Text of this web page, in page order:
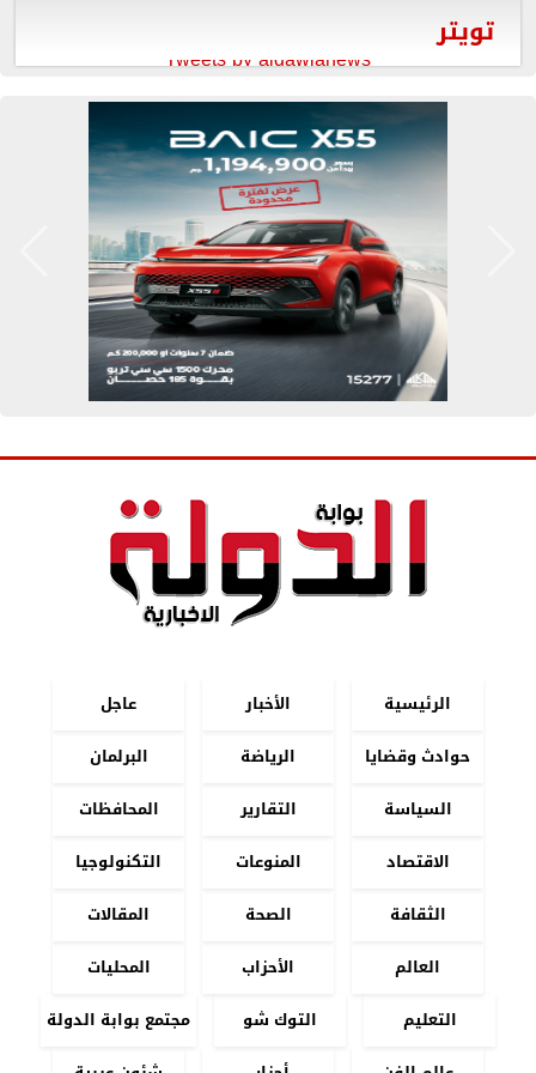
تويتر
Tweets by aldawlanews
الرئيسية الأخبار
عاجل
حوادث وقضايا
الرياضة
البرلمان
السياسة
التقارير
المحافظات
الاقتصاد
المنوعات
التكنولوجيا
الثقافة
الصحة
المقالات
العالم
الأحزاب
المحليات
التعليم
التوك شو
مجتمع بوابة الدولة